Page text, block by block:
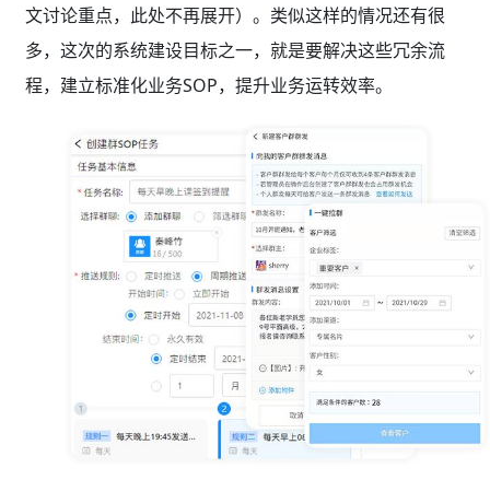
文讨论重点，此处不再展开）。类似这样的情况还有很
多，这次的系统建设目标之一，就是要解决这些冗余流
程，建立标准化业务SOP，提升业务运转效率。